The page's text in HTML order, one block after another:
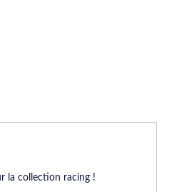
la collection racing !